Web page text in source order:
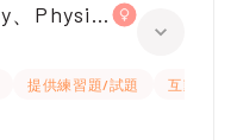
、Physics
提供練習題/試題
互動教學